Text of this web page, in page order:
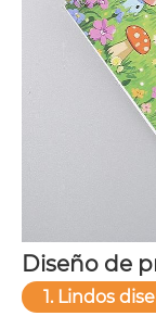
Diseño de
1. Lindos